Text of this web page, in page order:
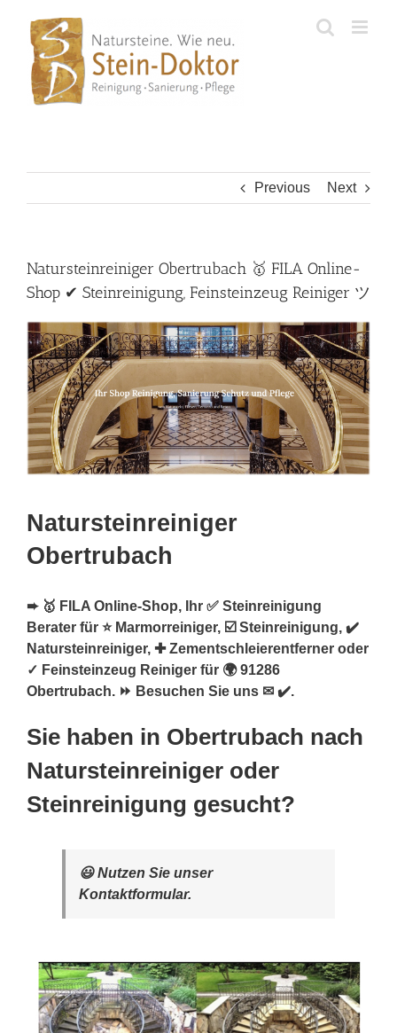
content
Previous Next
Natursteinreiniger Obertrubach 🥇 FILA Online-
Shop ✔ Steinreinigung, Feinsteinzeug Reiniger ツ
Natursteinreiniger
Obertrubach
➨ 🥇 FILA Online-Shop, Ihr ✅ Steinreinigung
Berater für ⭐ Marmorreiniger, ☑️ Steinreinigung, ✔️
Natursteinreiniger, ✚ Zementschleierentferner oder
✓ Feinsteinzeug Reiniger für 🌍 91286
Obertrubach. ⏩ Besuchen Sie uns ✉ ✔️.
Sie haben in Obertrubach nach
Natursteinreiniger oder
Steinreinigung gesucht?
😃 Nutzen Sie unser
Kontaktformular.